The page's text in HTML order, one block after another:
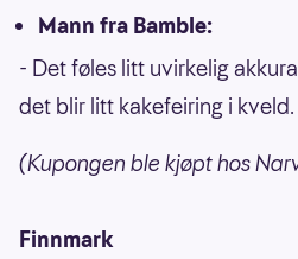
Mann fra Bamble:
- Det føles litt uvirkelig
det blir litt kakefeiring i kveld.
(Kupongen ble kjøpt hos
Finnmark